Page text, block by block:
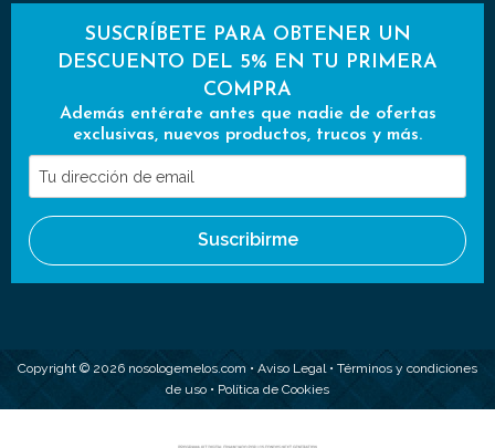
SUSCRÍBETE PARA OBTENER UN
DESCUENTO DEL 5% EN TU PRIMERA
COMPRA
Además entérate antes que nadie de ofertas
exclusivas, nuevos productos, trucos y más.
Tu
dirección
de
email
Suscribirme
Copyright © 2026 nosologemelos.com • Aviso Legal• Términos y condiciones
de uso • Política de Cookies